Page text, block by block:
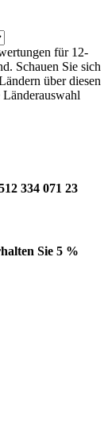
für 12-
Schauen Sie sich
über diesen
334 071 23
Sie 5 %